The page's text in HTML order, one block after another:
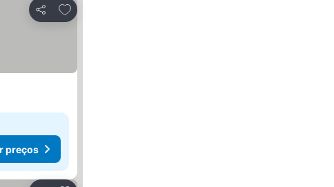
Partilhar
Adicionar aos favoritos
preços